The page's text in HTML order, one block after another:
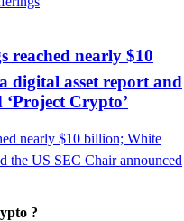
reached nearly $10
digital asset report and
Crypto’
?